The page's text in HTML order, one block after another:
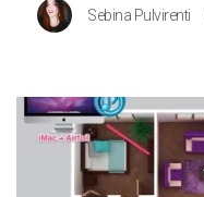
Sebina Pulvirenti